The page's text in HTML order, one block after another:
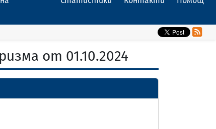
от 01.10.2024